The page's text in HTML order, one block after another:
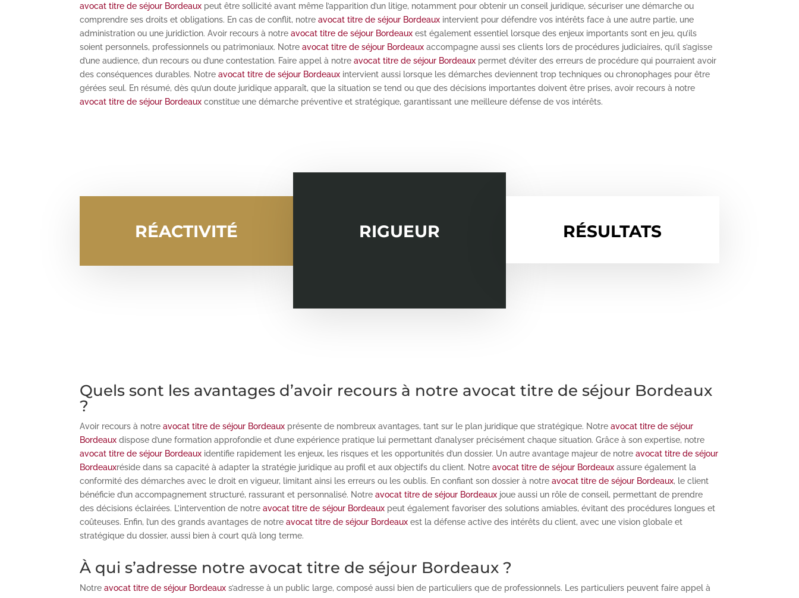
avocat titre de séjour Bordeaux peut être sollicité avant même l’apparition d’un litige, notamment pour obtenir un conseil juridique, sécuriser une démarche ou
comprendre ses droits et obligations. En cas de conflit, notreavocat titre de séjour Bordeaux intervient pour défendre vos intérêts face à une autre partie, une
administration ou une juridiction. Avoir recours à notreavocat titre de séjour Bordeaux est également essentiel lorsque des enjeux importants sont en jeu, qu’ils
soient personnels, professionnels ou patrimoniaux. Notreavocat titre de séjour Bordeaux accompagne aussi ses clients lors de procédures judiciaires, qu’il s’agisse
d’une audience, d’un recours ou d’une contestation. Faire appel à notreavocat titre de séjour Bordeaux permet d’éviter des erreurs de procédure qui pourraient avoir
des conséquences durables. Notreavocat titre de séjour Bordeaux intervient aussi lorsque les démarches deviennent trop techniques ou chronophages pour être
gérées seul. En résumé, dès qu’un doute juridique apparaît, que la situation se tend ou que des décisions importantes doivent être prises, avoir recours à notre
avocat titre de séjour Bordeaux constitue une démarche préventive et stratégique, garantissant une meilleure défense de vos intérêts.
RÉACTIVITÉ RIGUEUR RÉSULTATS
Quels sont les avantages d’avoir recours à notre avocat titre de séjour Bordeaux
?
Avoir recours à notreavocat titre de séjour Bordeaux présente de nombreux avantages, tant sur le plan juridique que stratégique. Notreavocat titre de séjour
Bordeaux dispose d’une formation approfondie et d’une expérience pratique lui permettant d’analyser précisément chaque situation. Grâce à son expertise, notre
avocat titre de séjour Bordeaux identifie rapidement les enjeux, les risques et les opportunités d’un dossier. Un autre avantage majeur de notreavocat titre de séjour
Bordeauxréside dans sa capacité à adapter la stratégie juridique au profil et aux objectifs du client. Notreavocat titre de séjour Bordeaux assure également la
conformité des démarches avec le droit en vigueur, limitant ainsi les erreurs ou les oublis. En confiant son dossier à notreavocat titre de séjour Bordeaux, le client
bénéficie d’un accompagnement structuré, rassurant et personnalisé. Notreavocat titre de séjour Bordeaux joue aussi un rôle de conseil, permettant de prendre
des décisions éclairées. L’intervention de notreavocat titre de séjour Bordeaux peut également favoriser des solutions amiables, évitant des procédures longues et
coûteuses. Enfin, l’un des grands avantages de notreavocat titre de séjour Bordeaux est la défense active des intérêts du client, avec une vision globale et
stratégique du dossier, aussi bien à court qu’à long terme.
À qui s’adresse notre avocat titre de séjour Bordeaux ?
Notreavocat titre de séjour Bordeaux s’adresse à un public large, composé aussi bien de particuliers que de professionnels. Les particuliers peuvent faire appel à